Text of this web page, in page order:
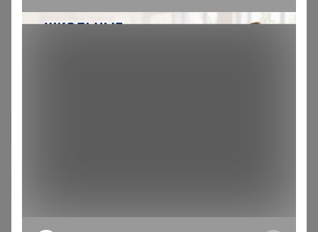
189 32 39